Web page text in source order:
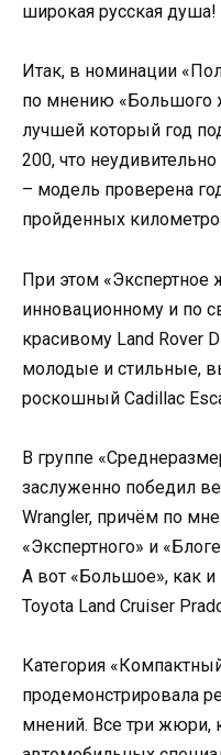
широкая русская душа!
Итак, в номинации
по мнению «Большого
лучшей который год
200, что неудивительно
– модель проверена
пройденных
При этом «Экспертное
инновационному и по
красивому Land Rover
молодые и стильные,
роскошный Cadillac
В группе
заслуженно победил
Wrangler, причём по
«Экспертного» и
А вот «Большое», как
Toyota Land Cruiser
Категория
продемонстрировала
мнений. Все три жюри,